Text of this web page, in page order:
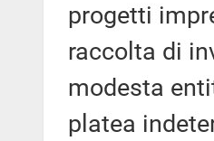
progetti
raccolta di
modesta
platea